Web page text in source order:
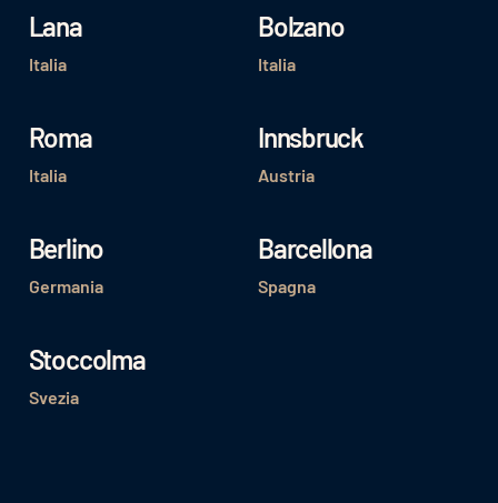
Lana
Italia
Bolzano
Italia
Roma
Italia
Innsbruck
Austria
Berlino
Germania
Barcellona
Spagna
Stoccolma
Svezia